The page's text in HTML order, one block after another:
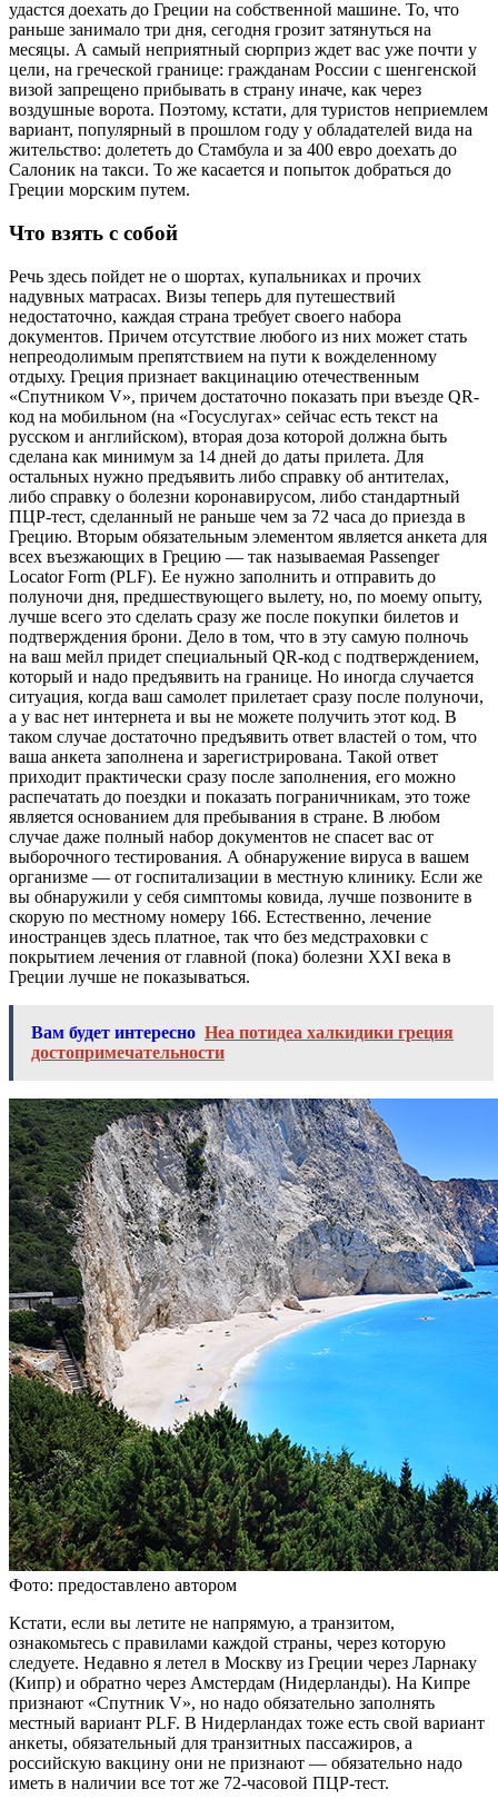
удастся доехать до Греции на собственной машине. То, что
раньше занимало три дня, сегодня грозит затянуться на
месяцы. А самый неприятный сюрприз ждет вас уже почти у
цели, на греческой границе: гражданам России с шенгенской
визой запрещено прибывать в страну иначе, как через
воздушные ворота. Поэтому, кстати, для туристов неприемлем
вариант, популярный в прошлом году у обладателей вида на
жительство: долететь до Стамбула и за 400 евро доехать до
Салоник на такси. То же касается и попыток добраться до
Греции морским путем.
Что взять с собой
Речь здесь пойдет не о шортах, купальниках и прочих
надувных матрасах. Визы теперь для путешествий
недостаточно, каждая страна требует своего набора
документов. Причем отсутствие любого из них может стать
непреодолимым препятствием на пути к вожделенному
отдыху. Греция признает вакцинацию отечественным
«Спутником V», причем достаточно показать при въезде QR-
код на мобильном (на «Госуслугах» сейчас есть текст на
русском и английском), вторая доза которой должна быть
сделана как минимум за 14 дней до даты прилета. Для
остальных нужно предъявить либо справку об антителах,
либо справку о болезни коронавирусом, либо стандартный
ПЦР-тест, сделанный не раньше чем за 72 часа до приезда в
Грецию. Вторым обязательным элементом является анкета для
всех въезжающих в Грецию — так называемая Passenger
Locator Form (PLF). Ее нужно заполнить и отправить до
полуночи дня, предшествующего вылету, но, по моему опыту,
лучше всего это сделать сразу же после покупки билетов и
подтверждения брони. Дело в том, что в эту самую полночь
на ваш мейл придет специальный QR-код с подтверждением,
который и надо предъявить на границе. Но иногда случается
ситуация, когда ваш самолет прилетает сразу после полуночи,
а у вас нет интернета и вы не можете получить этот код. В
таком случае достаточно предъявить ответ властей о том, что
ваша анкета заполнена и зарегистрирована. Такой ответ
приходит практически сразу после заполнения, его можно
распечатать до поездки и показать пограничникам, это тоже
является основанием для пребывания в стране. В любом
случае даже полный набор документов не спасет вас от
выборочного тестирования. А обнаружение вируса в вашем
организме — от госпитализации в местную клинику. Если же
вы обнаружили у себя симптомы ковида, лучше позвоните в
скорую по местному номеру 166. Естественно, лечение
иностранцев здесь платное, так что без медстраховки с
покрытием лечения от главной (пока) болезни XXI века в
Греции лучше не показываться.
Вам будет интересно Неа потидеа халкидики греция
достопримечательности
Фото: предоставлено автором
Кстати, если вы летите не напрямую, а транзитом,
ознакомьтесь с правилами каждой страны, через которую
следуете. Недавно я летел в Москву из Греции через Ларнаку
(Кипр) и обратно через Амстердам (Нидерланды). На Кипре
признают «Спутник V», но надо обязательно заполнять
местный вариант PLF. В Нидерландах тоже есть свой вариант
анкеты, обязательный для транзитных пассажиров, а
российскую вакцину они не признают — обязательно надо
иметь в наличии все тот же 72-часовой ПЦР-тест.